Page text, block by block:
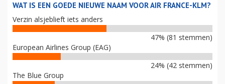
WAT IS EEN GOEDE NIEUWE NAAM VOOR AIR FRANCE-KLM?
Verzin alsjeblieft iets anders
47% (81 stemmen)
European Airlines Group (EAG)
24% (42 stemmen)
The Blue Group